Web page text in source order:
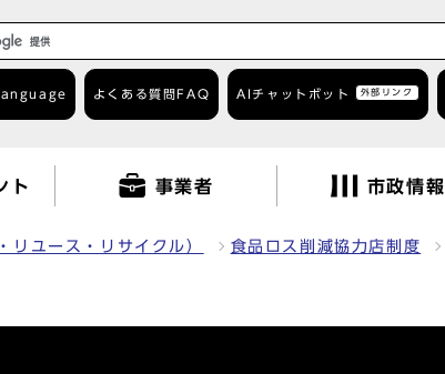
よくある質問 FAQ AIチャットボット 外部リンク
ト 事業者 市政情報
リユース・リサイクル） 食品ロス削減協力店制度